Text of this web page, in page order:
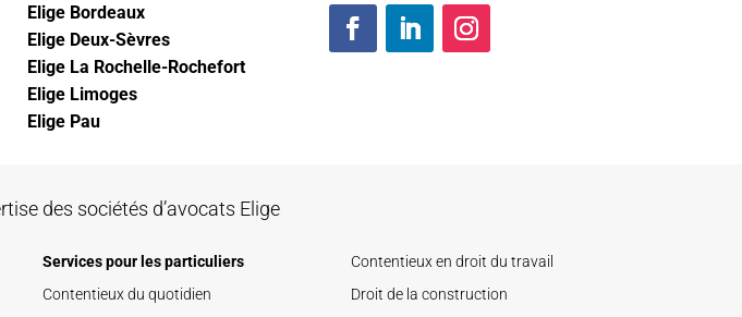
Elige Bordeaux
Elige Deux-Sèvres
Elige La Rochelle-Rochefort
Elige Limoges
Elige Pau
des sociétés d’avocats Elige
Services pour les particuliers
Contentieux du quotidien
Contentieux en droit du travail
Droit de la construction